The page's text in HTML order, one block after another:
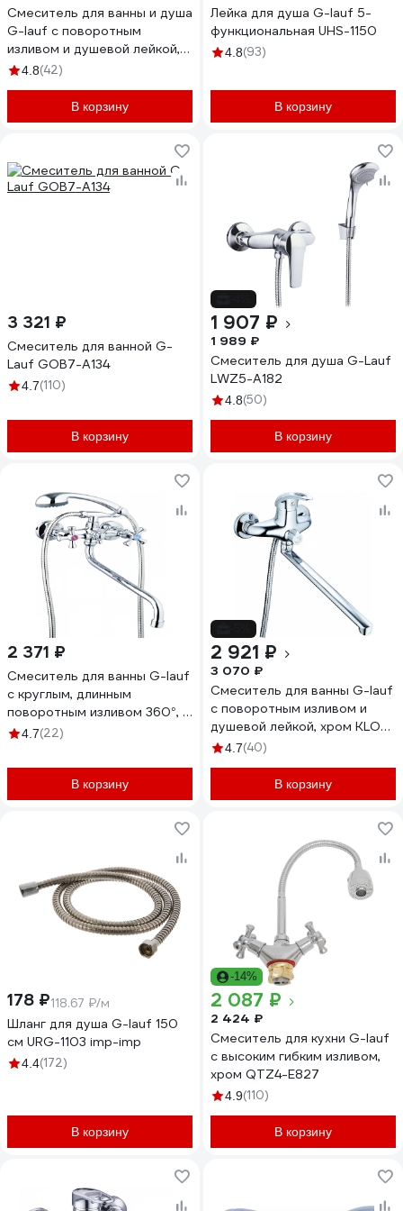
Смеситель для ванны и душа
G-lauf с поворотным
изливом и душевой лейкой,
хром QMT3-A722
4.8(42)
В корзину
Лейка для душа G-lauf 5-
функциональная UHS-1150
4.8(93)
В корзину
3 321 ₽
Смеситель для ванной G-
Lauf GOB7-A134
4.7(110)
В корзину
1 907 ₽
1 989 ₽
Смеситель для душа G-Lauf
LWZ5-A182
4.8(50)
В корзину
2 371 ₽
Смеситель для ванны G-lauf
с круглым, длинным
поворотным изливом 360°, с
душевой лейкой, хром QFR7-
4.7(22)
В корзину
2 921 ₽
3 070 ₽
Смеситель для ванны G-lauf
с поворотным изливом и
душевой лейкой, хром KLO7-
A048
4.7(40)
В корзину
178 ₽118.67 ₽/м
Шланг для душа G-lauf 150
см URG-1103 imp-imp
4.4(172)
В корзину
-14%
2 087 ₽
2 424 ₽
Смеситель для кухни G-lauf
с высоким гибким изливом,
хром QTZ4-E827
4.9(110)
В корзину